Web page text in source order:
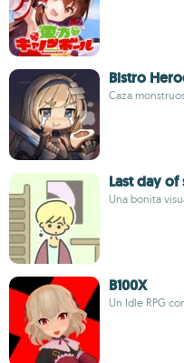
Bistro
Caza
Last day
Una bonita
B100X
Un Idle RPG